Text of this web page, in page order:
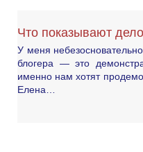
Что показывают
У меня
блогера — это
именно нам хотят
Елена…